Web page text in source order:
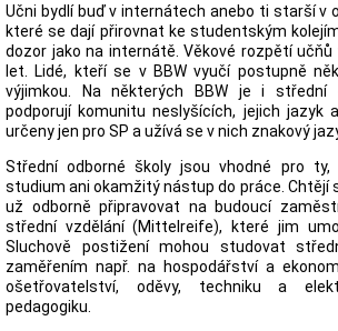
Učni bydlí buď v internátech anebo ti starší v
které se dají přirovnat ke studentským
dozor jako na internátě. Věkové rozpětí učňů
let. Lidé, kteří se v BBW vyučí postupně
výjimkou. Na některých BBW je i střední
podporují komunitu neslyšících, jejich jazyk
určeny jen pro SP a užívá se v nich znakový
Střední odborné školy jsou vhodné pro ty,
studium ani okamžitý nástup do práce. Chtějí
už odborně připravovat na budoucí
střední vzdělání (Mittelreife), které jim
Sluchově postižení mohou studovat
zaměřením např. na hospodářství a
ošetřovatelství, oděvy, techniku a
pedagogiku.